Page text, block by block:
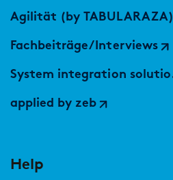
Agilität (by TABULARAZA)
Fachbeiträge/Interviews
System integration solutions (by findic)
applied by zeb
Help